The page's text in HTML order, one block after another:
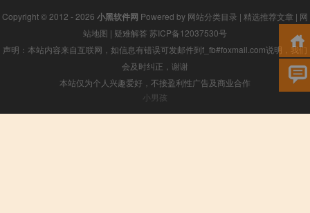
Copyright © 2012 - 2026 小黑软件网 Powered by 网站分类目录 | 精选推荐文章 | 网
站地图 | 疑难解答 苏ICP备12037530号
声明：本站内容来自互联网，如信息有错误可发邮件到f_fb#foxmail.com说明，我们
会及时纠正，谢谢
本站仅为个人兴趣爱好，不接盈利性广告及商业合作
小男孩